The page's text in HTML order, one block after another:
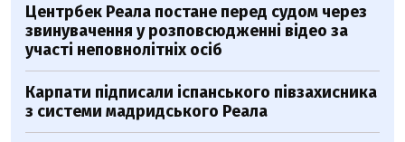
Центрбек Реала постане перед судом через
звинувачення у розповсюдженні відео за
участі неповнолітніх осіб
Карпати підписали іспанського півзахисника
з системи мадридського Реала